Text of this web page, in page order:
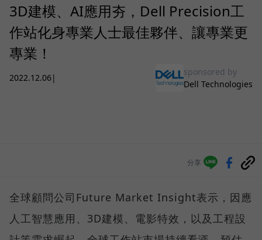
3D建模、AI應用夯，Dell Precision工
作站化身專業人士最佳夥伴、讓專業更
專業！
2022.12.06|
sponsored by
Dell Technologies
分享
全球顧問公司Future Market Insight表示，因應
人工智慧應用、3D建模、電影特效，以及工程設